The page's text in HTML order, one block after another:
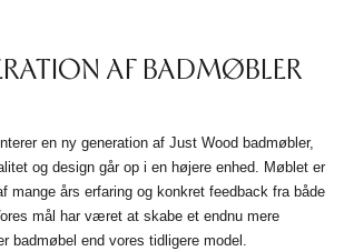
AF BADMØBLER
en ny generation af Just Wood badmøbler,
og design går op i en højere enhed. Møblet er
mange års erfaring og konkret feedback fra både
mål har været at skabe et endnu mere
badmøbel end vores tidligere model.